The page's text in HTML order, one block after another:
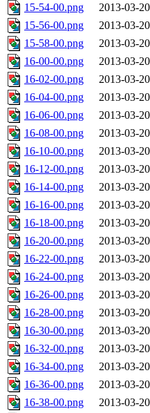
15-54-00.png
2013-03-
15-56-00.png
2013-03-
15-58-00.png
2013-03-
16-00-00.png
2013-03-
16-02-00.png
2013-03-
16-04-00.png
2013-03-
16-06-00.png
2013-03-
16-08-00.png
2013-03-
16-10-00.png
2013-03-
16-12-00.png
2013-03-
16-14-00.png
2013-03-
16-16-00.png
2013-03-
16-18-00.png
2013-03-
16-20-00.png
2013-03-
16-22-00.png
2013-03-
16-24-00.png
2013-03-
16-26-00.png
2013-03-
16-28-00.png
2013-03-
16-30-00.png
2013-03-
16-32-00.png
2013-03-
16-34-00.png
2013-03-
16-36-00.png
2013-03-
16-38-00.png
2013-03-